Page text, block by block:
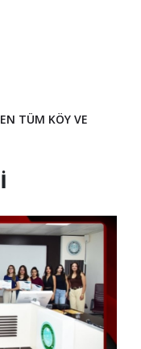
TÜM KÖY VE